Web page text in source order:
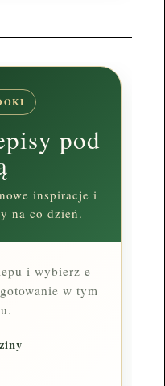
pod
inspiracje i
na co dzień.
i wybierz e-
w tym